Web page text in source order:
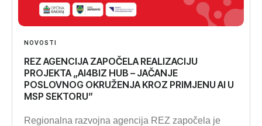
NOVOSTI
REZ AGENCIJA ZAPOČELA REALIZACIJU
PROJEKTA „AI4BIZ HUB – JAČANJE
POSLOVNOG OKRUŽENJA KROZ PRIMJENU AI U
MSP SEKTORU”
Regionalna razvojna agencija REZ započela je